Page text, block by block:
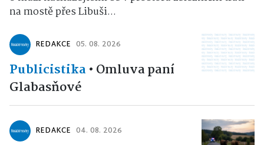
na mostě přes Libuši...
REDAKCE 05. 08. 2026
Publicistika• Omluva paní
Glabasňové
REDAKCE 04. 08. 2026